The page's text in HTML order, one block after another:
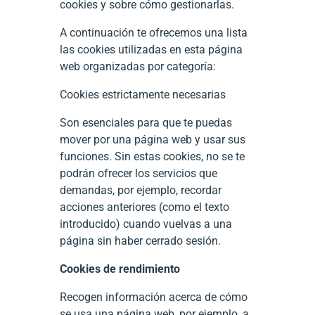
cookies y sobre cómo gestionarlas.
A continuación te ofrecemos una lista
las cookies utilizadas en esta página
web organizadas por categoría:
Cookies estrictamente necesarias
Son esenciales para que te puedas
mover por una página web y usar sus
funciones. Sin estas cookies, no se te
podrán ofrecer los servicios que
demandas, por ejemplo, recordar
acciones anteriores (como el texto
introducido) cuando vuelvas a una
página sin haber cerrado sesión.
Cookies de rendimiento
Recogen información acerca de cómo